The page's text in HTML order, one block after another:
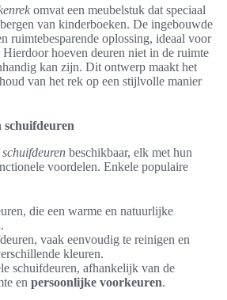
omvat een meubelstuk dat speciaal
van kinderboeken. De ingebouwde
ruimtebesparende oplossing, ideaal voor
hoeven deuren niet in de ruimte
kan zijn. Dit ontwerp maakt het
van het rek op een stijlvolle manier
schuifdeuren
beschikbaar, elk met hun
voordelen. Enkele populaire
die een warme en natuurlijke
vaak eenvoudig te reinigen en
kleuren.
schuifdeuren, afhankelijk van de
en persoonlijke voorkeuren.